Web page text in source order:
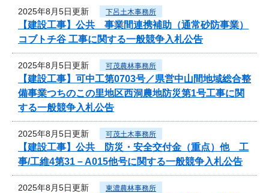
2025年8月5日更新 下呂土木事務所
【建設工事】公共 事業間連携補助（通常砂防事業）
コブトチ谷 工事に関する一般競争入札公告
2025年8月5日更新 可茂農林事務所
【建設工事】可中工第0703号／県営中山間地域総合整
備事業つちのこの里地区西洞農地防災第1号工事に関
する一般競争入札公告
2025年8月5日更新 可茂土木事務所
【建設工事】公共 防災・安全交付金（重点）他 工
事/工維4第31－A015他号に関する一般競争入札公告
2025年8月5日更新 東濃農林事務所